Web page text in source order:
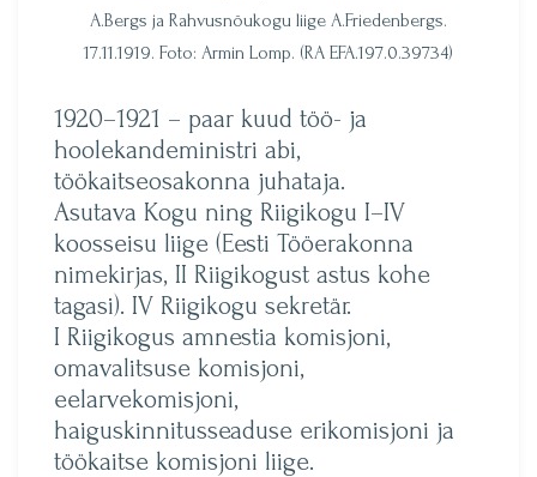
A.Bergs ja Rahvusnõukogu liige A.Friedenbergs.
17.11.1919. Foto: Armin Lomp. (RA EFA.197.0.39734)
1920–1921 – paar kuud töö- ja
hoolekandeministri abi,
töökaitseosakonna juhataja.
Asutava Kogu ning Riigikogu I–IV
koosseisu liige (Eesti Tööerakonna
nimekirjas, II Riigikogust astus kohe
tagasi). IV Riigikogu sekretär.
I Riigikogus amnestia komisjoni,
omavalitsuse komisjoni,
eelarvekomisjoni,
haiguskinnitusseaduse erikomisjoni ja
töökaitse komisjoni liige.